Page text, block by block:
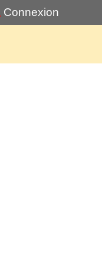
Connexion